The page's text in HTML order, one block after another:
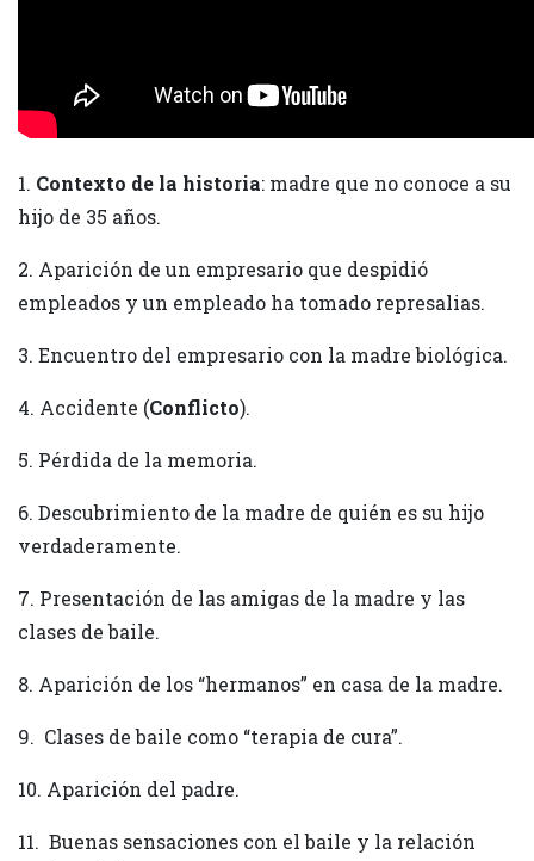
1. Contexto de la historia: madre que no conoce a su
hijo de 35 años.
2. Aparición de un empresario que despidió
empleados y un empleado ha tomado represalias.
3. Encuentro del empresario con la madre biológica.
4. Accidente (Conflicto).
5. Pérdida de la memoria.
6. Descubrimiento de la madre de quién es su hijo
verdaderamente.
7. Presentación de las amigas de la madre y las
clases de baile.
8. Aparición de los “hermanos” en casa de la madre.
9. Clases de baile como “terapia de cura”.
10. Aparición del padre.
11. Buenas sensaciones con el baile y la relación